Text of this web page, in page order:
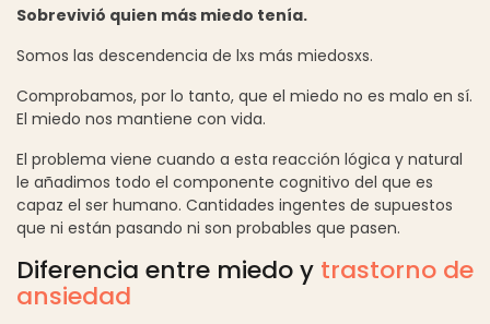
Sobrevivió quien más miedo tenía.
Somos las descendencia de lxs más miedosxs.
Comprobamos, por lo tanto, que el miedo no es malo en sí.
El miedo nos mantiene con vida.
El problema viene cuando a esta reacción lógica y natural
le añadimos todo el componente cognitivo del que es
capaz el ser humano. Cantidades ingentes de supuestos
que ni están pasando ni son probables que pasen.
Diferencia entre miedo y trastorno de
ansiedad